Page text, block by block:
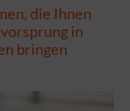
die Ihnen
in
bringen